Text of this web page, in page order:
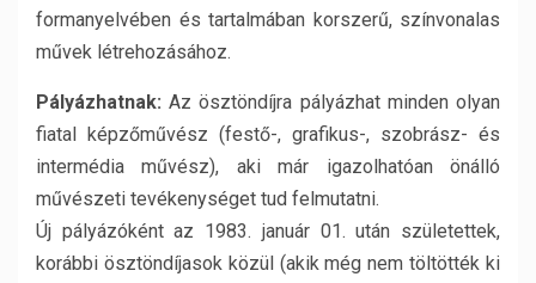
formanyelvében és tartalmában korszerű, színvonalas
művek létrehozásához.
Pályázhatnak: Az ösztöndíjra pályázhat minden olyan
fiatal képzőművész (festő-, grafikus-, szobrász- és
intermédia művész), aki már igazolhatóan önálló
művészeti tevékenységet tud felmutatni.
Új pályázóként az 1983. január 01. után születettek,
korábbi ösztöndíjasok közül (akik még nem töltötték ki